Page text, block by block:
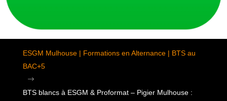
ESGM Mulhouse | Formations en Alternance | BTS au
BAC+5
$
BTS blancs à ESGM & Proformat – Pigier Mulhouse :